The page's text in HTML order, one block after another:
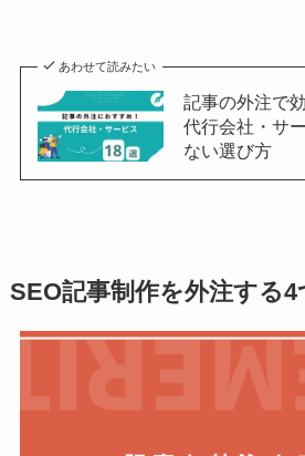
あわせて読みたい
記事の外注で
代行会社・サ
ない選び方
SEO記事制作を外注する